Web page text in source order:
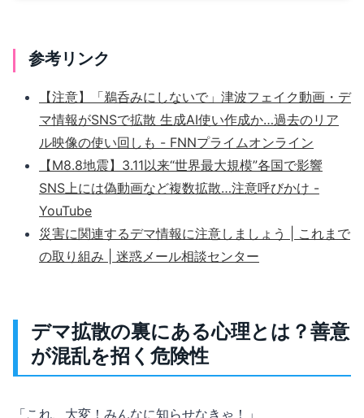
参考リンク
【注意】「鵜呑みにしないで」津波フェイク動画・デ
マ情報がSNSで拡散 生成AI使い作成か…過去のリア
ル映像の使い回しも - FNNプライムオンライン
【M8.8地震】3.11以来“世界最大規模”各国で影響
SNS上には偽動画など複数拡散…注意呼びかけ -
YouTube
災害に関連するデマ情報に注意しましょう | これまで
の取り組み | 迷惑メール相談センター
デマ拡散の裏にある心理とは？善意
が混乱を招く危険性
「これ、大変！みんなに知らせなきゃ！」